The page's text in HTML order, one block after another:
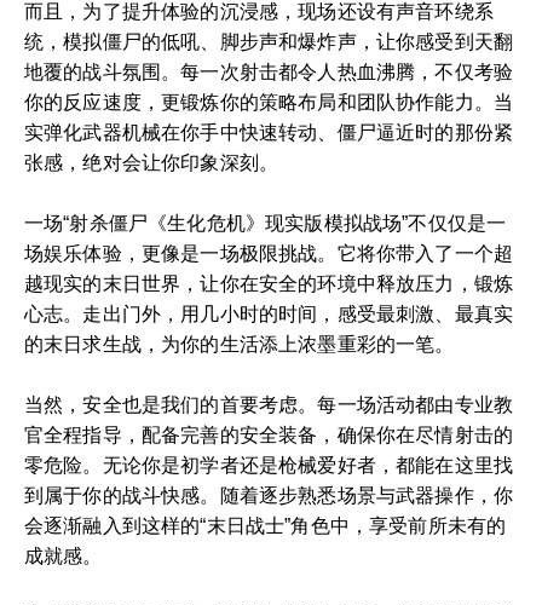
而且，为了提升体验的沉浸感，现场还设有声音环绕系
统，模拟僵尸的低吼、脚步声和爆炸声，让你感受到天翻
地覆的战斗氛围。每一次射击都令人热血沸腾，不仅考验
你的反应速度，更锻炼你的策略布局和团队协作能力。当
实弹化武器机械在你手中快速转动、僵尸逼近时的那份紧
张感，绝对会让你印象深刻。
一场“射杀僵尸《生化危机》现实版模拟战场”不仅仅是一
场娱乐体验，更像是一场极限挑战。它将你带入了一个超
越现实的末日世界，让你在安全的环境中释放压力，锻炼
心志。走出门外，用几小时的时间，感受最刺激、最真实
的末日求生战，为你的生活添上浓墨重彩的一笔。
当然，安全也是我们的首要考虑。每一场活动都由专业教
官全程指导，配备完善的安全装备，确保你在尽情射击的
零危险。无论你是初学者还是枪械爱好者，都能在这里找
到属于你的战斗快感。随着逐步熟悉场景与武器操作，你
会逐渐融入到这样的“末日战士”角色中，享受前所未有的
成就感。